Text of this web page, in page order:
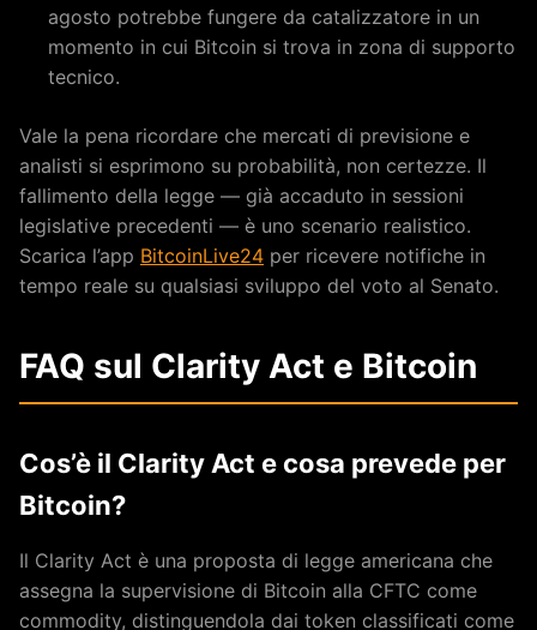
agosto potrebbe fungere da catalizzatore in un
momento in cui Bitcoin si trova in zona di supporto
tecnico.
Vale la pena ricordare che mercati di previsione e
analisti si esprimono su probabilità, non certezze. Il
fallimento della legge — già accaduto in sessioni
legislative precedenti — è uno scenario realistico.
Scarica l’app BitcoinLive24 per ricevere notifiche in
tempo reale su qualsiasi sviluppo del voto al Senato.
FAQ sul Clarity Act e Bitcoin
Cos’è il Clarity Act e cosa prevede per
Bitcoin?
Il Clarity Act è una proposta di legge americana che
assegna la supervisione di Bitcoin alla CFTC come
commodity, distinguendola dai token classificati come